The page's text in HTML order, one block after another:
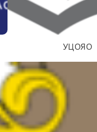
УЦОЯО